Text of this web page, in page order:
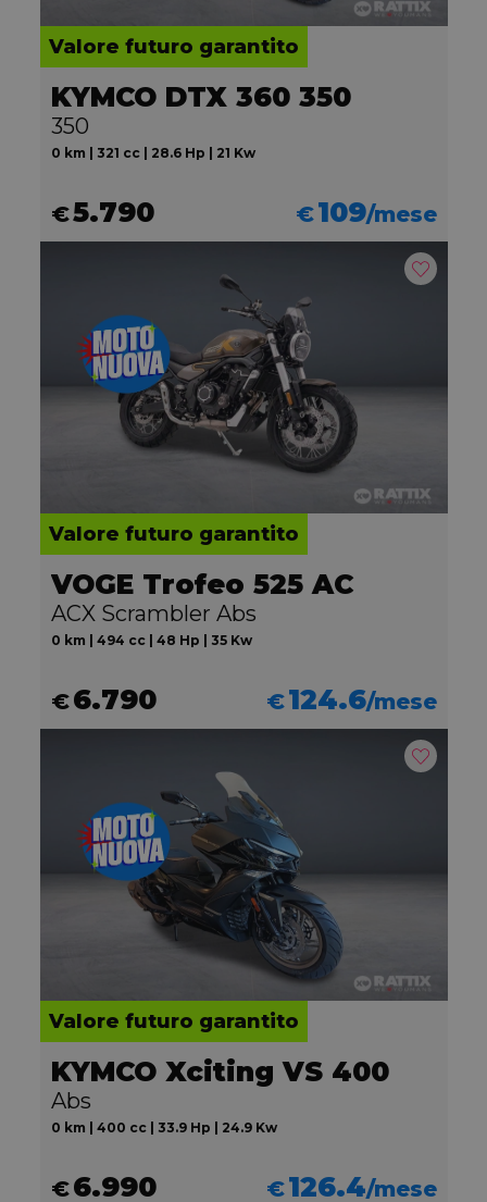
Valore futuro garantito
KYMCO DTX 360 350
350
0 km | 321 cc | 28.6 Hp | 21 Kw
€5.790 €109/mese
Valore futuro garantito
VOGE Trofeo 525 AC
ACX Scrambler Abs
0 km | 494 cc | 48 Hp | 35 Kw
€6.790 €124.6/mese
Valore futuro garantito
KYMCO Xciting VS 400
Abs
0 km | 400 cc | 33.9 Hp | 24.9 Kw
€6.990 €126.4/mese